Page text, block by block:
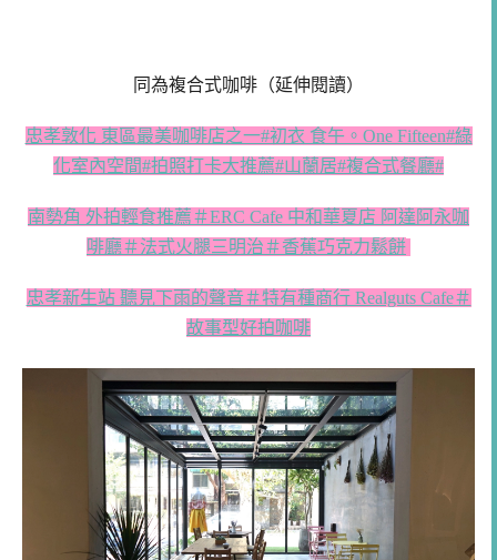
同為複合式咖啡（延伸閱讀）
忠孝敦化 東區最美咖啡店之一#初衣 食午。One Fifteen#綠
化室內空間#拍照打卡大推薦#山蘭居#複合式餐廳#
南勢角 外拍輕食推薦＃ERC Cafe 中和華夏店 阿達阿永咖
啡廳＃法式火腿三明治＃香蕉巧克力鬆餅
忠孝新生站 聽見下雨的聲音＃特有種商行 Realguts Cafe＃
故事型好拍咖啡